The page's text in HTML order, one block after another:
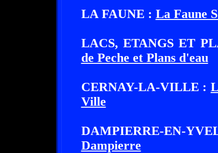
LA FAUNE : La Faune
LACS, ETANGS ET
de Peche et Plans d'eau
CERNAY-LA-VILLE :
Ville
DAMPIERRE-EN-
Dampierre